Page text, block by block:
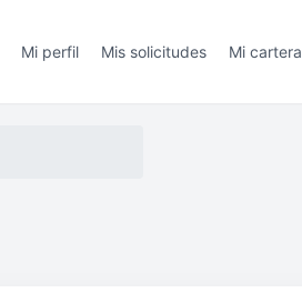
Mi perfil Mis solicitudes Mi cartera